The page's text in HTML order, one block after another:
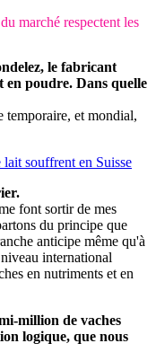
marché respectent les
le fabricant
poudre. Dans quelle
temporaire, et mondial,
souffrent en Suisse
font sortir de mes
du principe que
anticipe même qu'à
international
en nutriments et en
million de vaches
logique, que nous